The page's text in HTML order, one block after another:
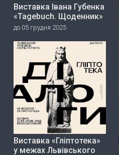
Виставка Івана Губенка
«Tagebuch. Щоденник»
до 05 грудня 2025
Виставка «Гліптотека»
у межах Львівського